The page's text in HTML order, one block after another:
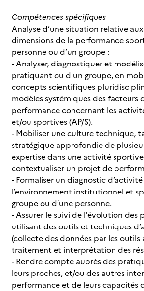
Compétences spécifiques
Analyse d’une situation relative
dimensions de la performance
personne ou d’un groupe :
- Analyser, diagnostiquer et
pratiquant ou d'un groupe, en
concepts scientifiques
modèles systémiques des facteurs
performance concernant les
et/ou sportives (AP/S).
- Mobiliser une culture technique,
stratégique approfondie de
expertise dans une activité
contextualiser un projet de
- Formaliser un diagnostic
l’environnement institutionnel et
groupe ou d’une personne.
- Assurer le suivi de l'évolution des
utilisant des outils et techniques
(collecte des données par les outils
traitement et interprétation des
- Rendre compte auprès des
leurs proches, et/ou des autres
performance et de leurs capacités